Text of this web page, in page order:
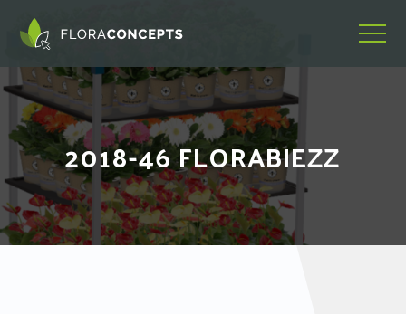
2018-46 FLORABIEZZ